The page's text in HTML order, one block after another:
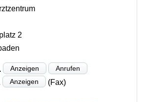
2
Anzeigen Anrufen
Anzeigen (Fax)